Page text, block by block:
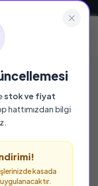
stok ve fiyat
hattımızdan bilgi
kasada
Figürü
ürün bulunuyor.